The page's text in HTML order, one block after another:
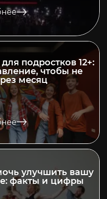
подростков 12+:
чтобы не
месяц
улучшить вашу
факты и цифры